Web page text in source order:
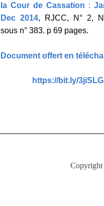
la Cour de Cassation :
Dec 2014, RJCC, N° 2,
sous n° 383. p 69 pages.
Document offert en
https://bit.ly/
Copyright